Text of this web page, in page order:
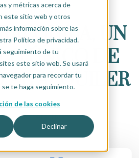
y métricas acerca de
este sitio web y otros
información sobre las
Política de privacidad.
seguimiento de tu
este sitio web. Se usará
para recordar tu
te haga seguimiento.
de las cookies
Declinar
Cooperativo
UN
ÚNICO DE
AL ALQUILER
Cooperactivate